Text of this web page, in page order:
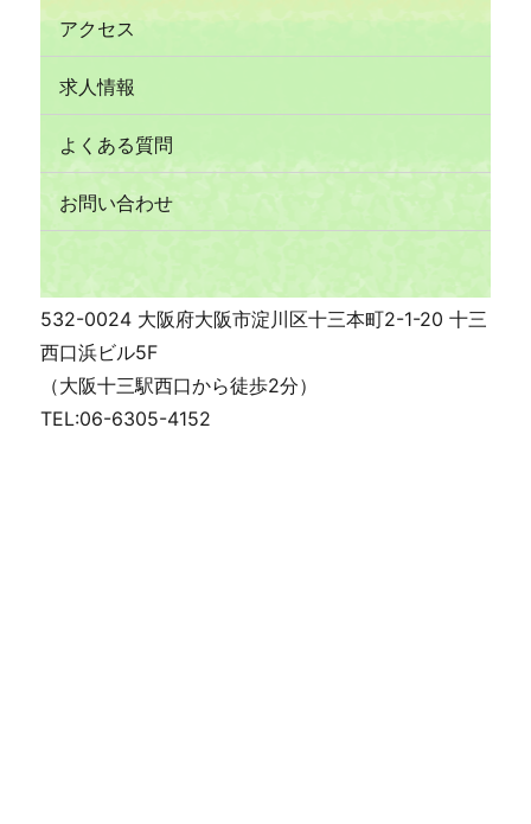
アクセス
求人情報
よくある質問
お問い合わせ
532-0024 大阪府大阪市淀川区十三本町2-1-20 十三
西口浜ビル5F
（大阪十三駅西口から徒歩2分）
TEL:06-6305-4152